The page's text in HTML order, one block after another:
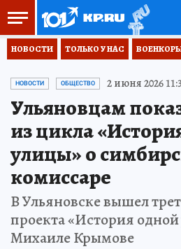
НОВОСТИ ТОЛЬКО У НАС
НОВОСТИ ОБЩЕСТВО 2 июня 2026
Ульяновцам
из цикла
улицы» о
комиссаре
В Ульяновске вышел
проекта «История
Михаиле Крымове